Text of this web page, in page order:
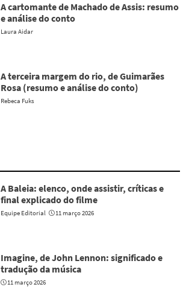
A cartomante de Machado de Assis: resumo
e análise do conto
Laura Aidar
A terceira margem do rio, de Guimarães
Rosa (resumo e análise do conto)
Rebeca Fuks
A Baleia: elenco, onde assistir, críticas e
final explicado do filme
Equipe Editorial 11 março 2026
Imagine, de John Lennon: significado e
tradução da música
11 março 2026